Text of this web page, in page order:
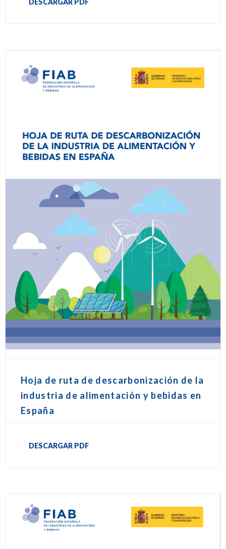
DESCARGAR PDF
Hoja de ruta de descarbonización de la
industria de alimentación y bebidas en
España
DESCARGAR PDF